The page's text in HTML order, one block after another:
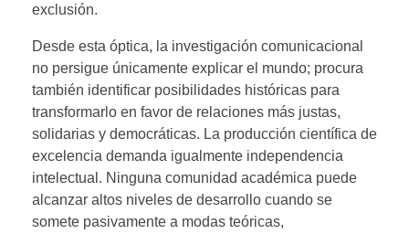
exclusión.
Desde esta óptica, la investigación comunicacional
no persigue únicamente explicar el mundo; procura
también identificar posibilidades históricas para
transformarlo en favor de relaciones más justas,
solidarias y democráticas. La producción científica de
excelencia demanda igualmente independencia
intelectual. Ninguna comunidad académica puede
alcanzar altos niveles de desarrollo cuando se
somete pasivamente a modas teóricas,